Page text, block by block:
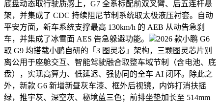
底盘动态取行驶质感上，G7 全系标配前双叉臂、后五连杆悬
架，并集成了 CDC 持续阻尼节制系统取太极液压衬套。自动
平安方面，新车系统支撑最高 130km/h 的 AEB 从动告急刹
车，并集成了冰雪面 AES 告急躲避功能。
2026 款小鹏 G6
取 G9 均搭载小鹏自研的「3 图灵芯」架构，三颗图灵芯片别
离公用于座舱交互、智能驾驶融合取整车域节制（含电池、底
盘），实现高算力、低延迟、强协同的全车 AI 闭环。除此之
外，新款 G6 新增新昼灰车漆、框外后视镜，内饰打消扶摇
绿，推宇灰、深空灰、秘境蓝三色；前排坐垫加长至 514mm